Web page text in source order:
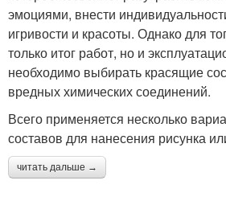
эмоциями, внести
игривости и красоты. Однако для
только итог работ, но и
необходимо выбирать красящие
вредных химических соединений.
Всего применяется несколько
составов для нанесения рисунка
читать дальше →